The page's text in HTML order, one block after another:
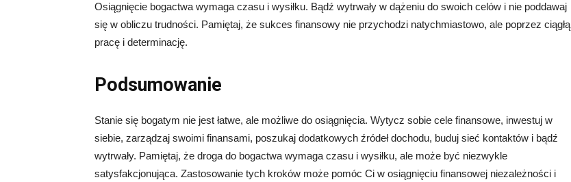
Osiągnięcie bogactwa wymaga czasu i wysiłku. Bądź wytrwały w dążeniu do swoich celów i nie poddawaj
się w obliczu trudności. Pamiętaj, że sukces finansowy nie przychodzi natychmiastowo, ale poprzez ciągłą
pracę i determinację.
Podsumowanie
Stanie się bogatym nie jest łatwe, ale możliwe do osiągnięcia. Wytycz sobie cele finansowe, inwestuj w
siebie, zarządzaj swoimi finansami, poszukaj dodatkowych źródeł dochodu, buduj sieć kontaktów i bądź
wytrwały. Pamiętaj, że droga do bogactwa wymaga czasu i wysiłku, ale może być niezwykle
satysfakcjonująca. Zastosowanie tych kroków może pomóc Ci w osiągnięciu finansowej niezależności i